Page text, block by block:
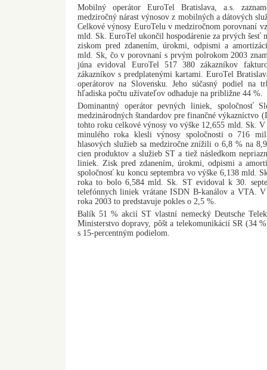
Mobilný operátor EuroTel Bratislava, a.s.
medziročný nárast výnosov z mobilných a dátových
Celkové výnosy EuroTelu v medziročnom porovnaní
mld. Sk. EuroTel ukončil hospodárenie za prvých šesť
ziskom pred zdanením, úrokmi, odpismi a
mld. Sk, čo v porovnaní s prvým polrokom 2003
júna evidoval EuroTel 517 380 zákazníkov
zákazníkov s predplatenými kartami. EuroTel
operátorov na Slovensku. Jeho súčasný podiel na
hľadiska počtu užívateľov odhaduje na približne 44 %.
Dominantný operátor pevných liniek, spoločnosť
medzinárodných štandardov pre finančné výkazníctvo
tohto roku celkové výnosy vo výške 12,655 mld. Sk.
minulého roka klesli výnosy spoločnosti o 716
hlasových služieb sa medziročne znížili o 6,8 % na
cien produktov a služieb ST a tiež následkom
liniek. Zisk pred zdanením, úrokmi, odpismi a
spoločnosť ku koncu septembra vo výške 6,138 mld.
roka to bolo 6,584 mld. Sk. ST evidoval k 30.
telefónnych liniek vrátane ISDN B-kanálov a VTA.
roka 2003 to predstavuje pokles o 2,5 %.
Balík 51 % akcií ST vlastní nemecký Deutsche
Ministerstvo dopravy, pôšt a telekomunikácií SR (34
s 15-percentným podielom.